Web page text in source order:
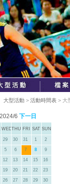
大型活動 > 活動時間表 > 大
2024/6 下一日
WEDTHU FRI SAT SUN
29 30 31 1 2
5 6 7 8 9
12 13 14 15 16
19 20 21 22 23
26 27 28 29 30